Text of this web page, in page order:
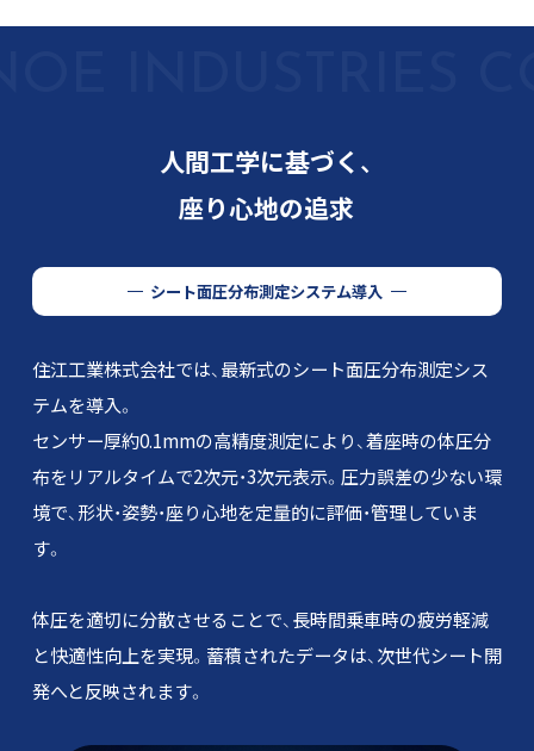
人間工学に基づく、
座り心地の追求
シート面圧分布測定システム導入
住江工業株式会社では、 最新式のシート面圧分布測定シス
テムを導入。
センサー厚約0.1mmの高精度測定により、着座時の体圧分
布をリアルタイムで2次元・3次元表示。 圧力誤差の少ない環
境で、形状・姿勢・座り心地を定量的に評価・管理していま
す。
体圧を適切に分散させることで、長時間乗車時の疲労軽減
と快適性向上を実現。 蓄積されたデータは、次世代シート開
発へと反映されます。